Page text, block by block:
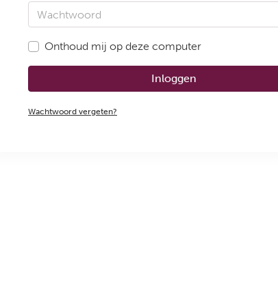
Wachtwoord
Onthoud mij op deze computer
Inloggen
Wachtwoord vergeten?